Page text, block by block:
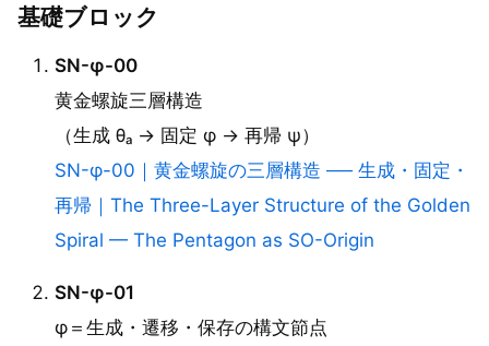
基礎ブロック
SN-φ-00
黄金螺旋三層構造
（生成 θₐ → 固定 φ → 再帰 ψ）
SN-φ-00｜黄金螺旋の三層構造 ── 生成・固定・
再帰｜The Three-Layer Structure of the Golden
Spiral — The Pentagon as SO-Origin
SN-φ-01
φ＝生成・遷移・保存の構文節点